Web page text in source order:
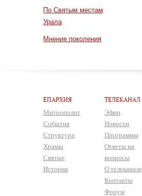
По Святым местам
Урала
Мнение поколения
ЕПАРХИЯ
Митрополит
События
Структура
Храмы
Святые
История
ТЕЛЕКАНАЛ
Эфир
Новости
Программы
Ответы на
вопросы
О телеканале
Контакты
Форум